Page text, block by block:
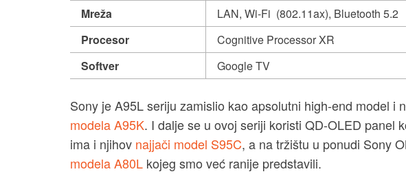
Mreža
LAN, Wi-Fi (802.11ax), Bluetooth 5.2
Procesor
Cognitive Processor XR
Softver
Google TV
Sony je A95L seriju zamislio kao apsolutni high-end model i
modela A95K. I dalje se u ovoj seriji koristi QD-OLED panel
ima i njihov najjači model S95C, a na tržištu u ponudi Sony
modela A80L kojeg smo već ranije predstavili.